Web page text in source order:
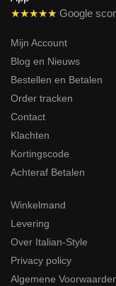
★★★★★ Google
Mijn Account
Blog en Nieuws
Bestellen en Betalen
Order tracken
Contact
Klachten
Kortingscode
Achteraf Betalen
Winkelmand
Levering
Over Italian-Style
Privacy policy
Algemene